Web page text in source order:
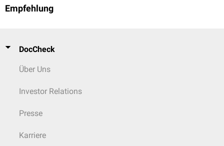
Empfehlung
DocCheck
Über Uns
Investor Relations
Presse
Karriere